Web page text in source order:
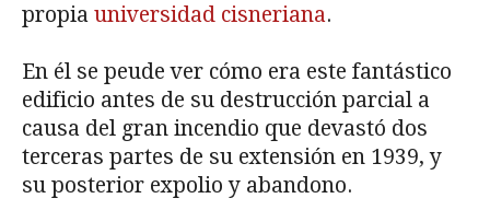
propia universidad cisneriana.
En él se peude ver cómo era este fantástico
edificio antes de su destrucción parcial a
causa del gran incendio que devastó dos
terceras partes de su extensión en 1939, y
su posterior expolio y abandono.